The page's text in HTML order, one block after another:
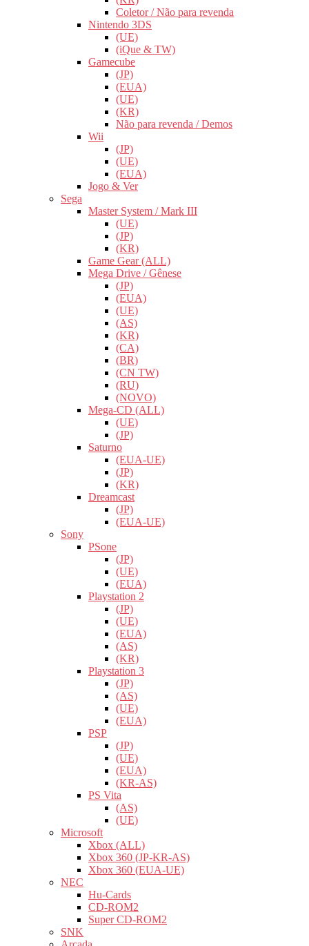
Coletor / Não para revenda
Nintendo 3DS
(UE)
(iQue & TW)
Gamecube
(JP)
(EUA)
(UE)
(KR)
Não para revenda / Demos
Wii
(JP)
(UE)
(EUA)
Jogo & Ver
Sega
Master System / Mark III
(UE)
(JP)
(KR)
Game Gear (ALL)
Mega Drive / Gênese
(JP)
(EUA)
(UE)
(AS)
(KR)
(CA)
(BR)
(CN TW)
(RU)
(NOVO)
Mega-CD (ALL)
(UE)
(JP)
Saturno
(EUA-UE)
(JP)
(KR)
Dreamcast
(JP)
(EUA-UE)
Sony
PSone
(JP)
(UE)
(EUA)
Playstation 2
(JP)
(UE)
(EUA)
(AS)
(KR)
Playstation 3
(JP)
(AS)
(UE)
(EUA)
PSP
(JP)
(UE)
(EUA)
(KR-AS)
PS Vita
(AS)
(UE)
Microsoft
Xbox (ALL)
Xbox 360 (JP-KR-AS)
Xbox 360 (EUA-UE)
NEC
Hu-Cards
CD-ROM2
Super CD-ROM2
SNK